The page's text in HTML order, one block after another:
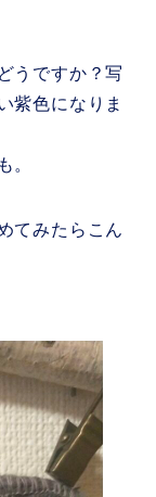
うですか？写
紫色になりま
。
てみたらこん